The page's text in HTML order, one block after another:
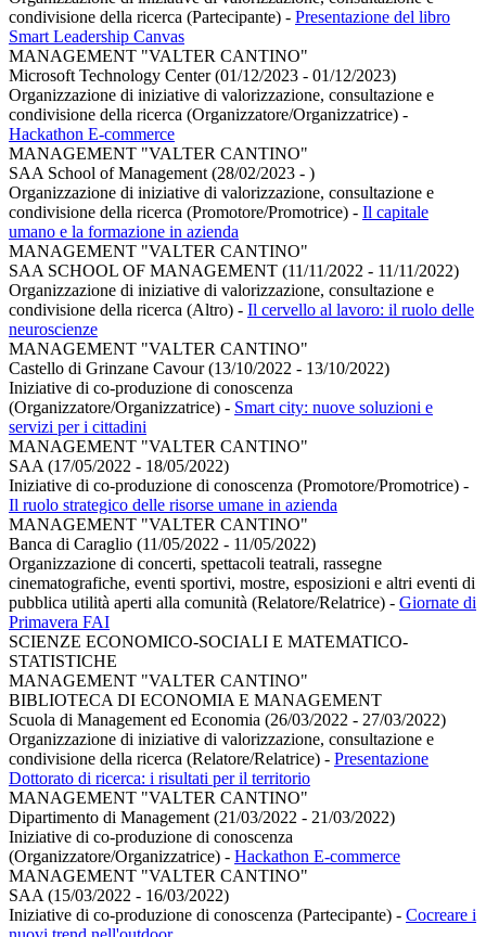
condivisione della ricerca (Partecipante) - Presentazione del libro
Smart Leadership Canvas
MANAGEMENT "VALTER CANTINO"
Microsoft Technology Center (01/12/2023 - 01/12/2023)
Organizzazione di iniziative di valorizzazione, consultazione e
condivisione della ricerca (Organizzatore/Organizzatrice) -
Hackathon E-commerce
MANAGEMENT "VALTER CANTINO"
SAA School of Management (28/02/2023 - )
Organizzazione di iniziative di valorizzazione, consultazione e
condivisione della ricerca (Promotore/Promotrice) - Il capitale
umano e la formazione in azienda
MANAGEMENT "VALTER CANTINO"
SAA SCHOOL OF MANAGEMENT (11/11/2022 - 11/11/2022)
Organizzazione di iniziative di valorizzazione, consultazione e
condivisione della ricerca (Altro) - Il cervello al lavoro: il ruolo delle
neuroscienze
MANAGEMENT "VALTER CANTINO"
Castello di Grinzane Cavour (13/10/2022 - 13/10/2022)
Iniziative di co-produzione di conoscenza
(Organizzatore/Organizzatrice) - Smart city: nuove soluzioni e
servizi per i cittadini
MANAGEMENT "VALTER CANTINO"
SAA (17/05/2022 - 18/05/2022)
Iniziative di co-produzione di conoscenza (Promotore/Promotrice) -
Il ruolo strategico delle risorse umane in azienda
MANAGEMENT "VALTER CANTINO"
Banca di Caraglio (11/05/2022 - 11/05/2022)
Organizzazione di concerti, spettacoli teatrali, rassegne
cinematografiche, eventi sportivi, mostre, esposizioni e altri eventi di
pubblica utilità aperti alla comunità (Relatore/Relatrice) - Giornate di
Primavera FAI
SCIENZE ECONOMICO-SOCIALI E MATEMATICO-
STATISTICHE
MANAGEMENT "VALTER CANTINO"
BIBLIOTECA DI ECONOMIA E MANAGEMENT
Scuola di Management ed Economia (26/03/2022 - 27/03/2022)
Organizzazione di iniziative di valorizzazione, consultazione e
condivisione della ricerca (Relatore/Relatrice) - Presentazione
Dottorato di ricerca: i risultati per il territorio
MANAGEMENT "VALTER CANTINO"
Dipartimento di Management (21/03/2022 - 21/03/2022)
Iniziative di co-produzione di conoscenza
(Organizzatore/Organizzatrice) - Hackathon E-commerce
MANAGEMENT "VALTER CANTINO"
SAA (15/03/2022 - 16/03/2022)
Iniziative di co-produzione di conoscenza (Partecipante) - Cocreare i